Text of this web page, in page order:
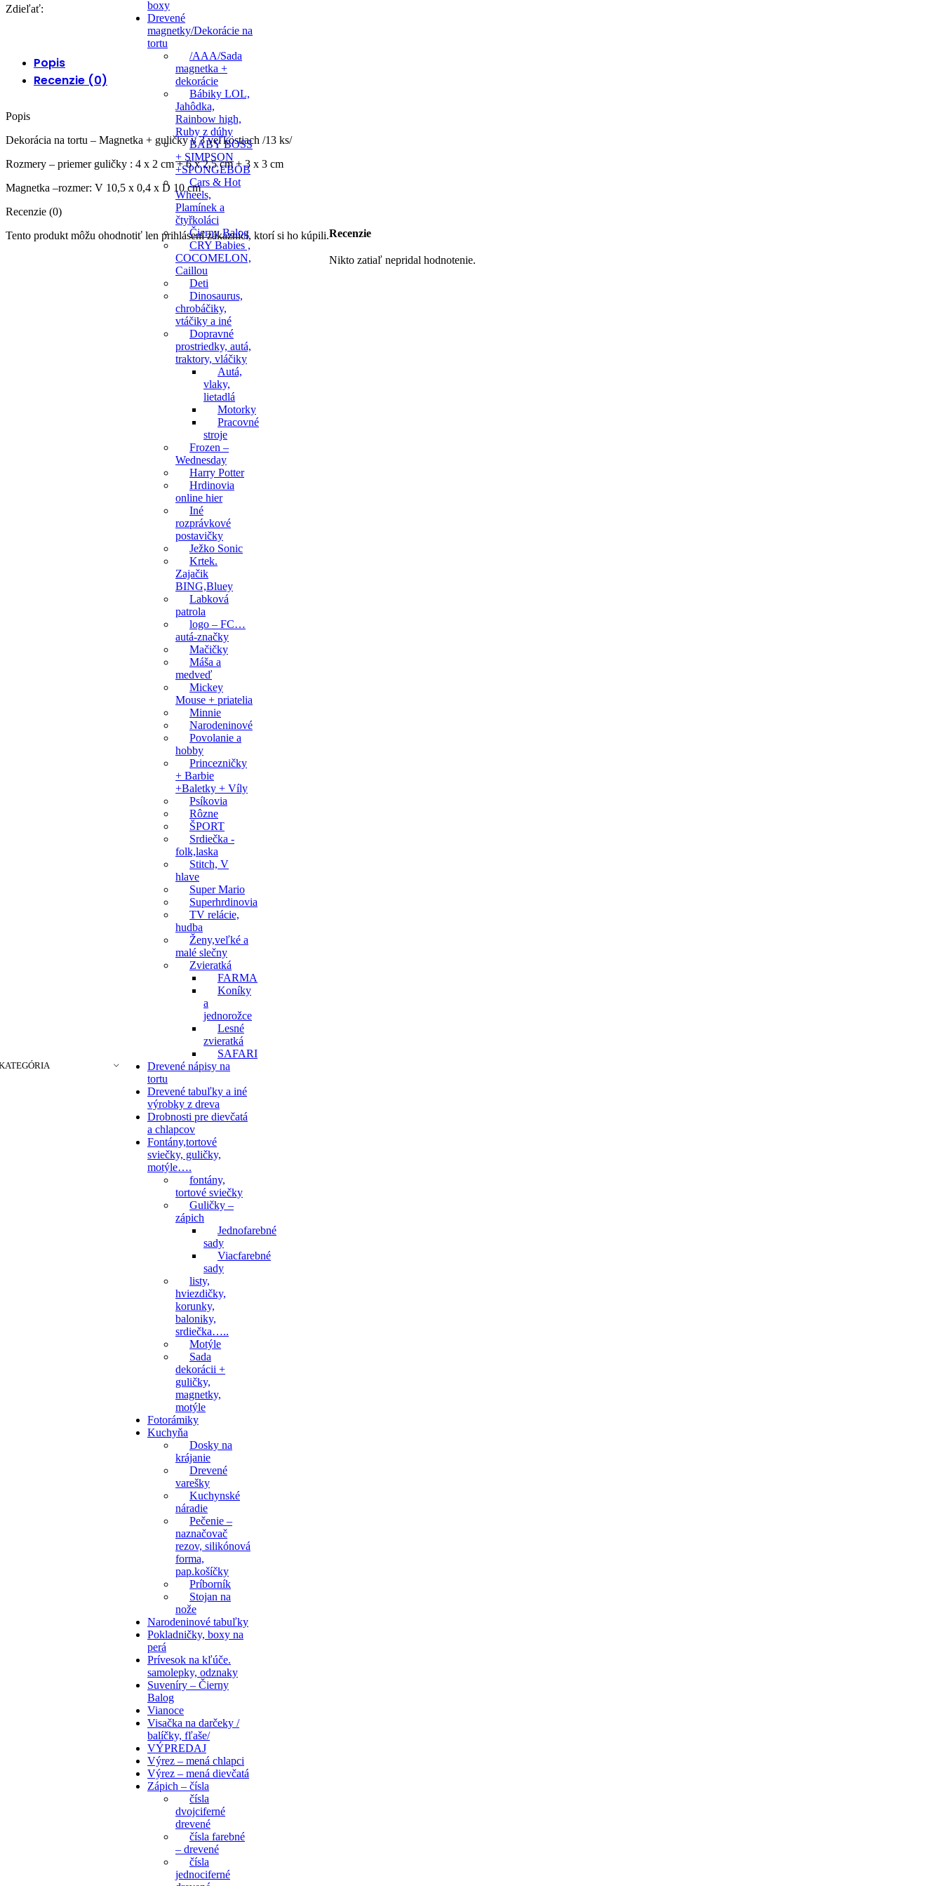
boxy
Drevené
magnetky/Dekorácie na
tortu
/AAA/Sada
magnetka +
dekorácie
Bábiky LOL,
Jahôdka,
Rainbow high,
Ruby z dúhy
BABY BOSS
+ SIMPSON
+SPONGEBOB
Cars & Hot
Wheels,
Plamínek a
čtyřkoláci
Čierny Balog
CRY Babies ,
COCOMELON,
Caillou
Deti
Dinosaurus,
chrobáčiky,
vtáčiky a iné
Dopravné
prostriedky, autá,
traktory, vláčiky
Autá,
vlaky,
lietadlá
Motorky
Pracovné
stroje
Frozen –
Wednesday
Harry Potter
Hrdinovia
online hier
Iné
rozprávkové
postavičky
Ježko Sonic
Krtek.
Zajačik
BING,Bluey
Labková
patrola
logo – FC…
autá-značky
Mačičky
Máša a
medveď
Mickey
Mouse + priatelia
Minnie
Narodeninové
Povolanie a
hobby
Princezničky
+ Barbie
+Baletky + Víly
Psíkovia
Rôzne
ŠPORT
Srdiečka -
folk,laska
Stitch, V
hlave
Super Mario
Superhrdinovia
TV relácie,
hudba
Ženy,veľké a
malé slečny
Zvieratká
FARMA
Koníky
a
jednorožce
Lesné
zvieratká
SAFARI
Drevené nápisy na
tortu
Drevené tabuľky a iné
výrobky z dreva
Drobnosti pre dievčatá
a chlapcov
Fontány,tortové
sviečky, guličky,
motýle….
fontány,
tortové sviečky
Guličky –
zápich
Jednofarebné
sady
Viacfarebné
sady
listy,
hviezdičky,
korunky,
baloniky,
srdiečka…..
Motýle
Sada
dekorácii +
guličky,
magnetky,
motýle
Fotorámiky
Kuchyňa
Dosky na
krájanie
Drevené
varešky
Kuchynské
náradie
Pečenie –
naznačovač
rezov, silikónová
forma,
pap.košíčky
Príborník
Stojan na
nože
Narodeninové tabuľky
Pokladničky, boxy na
perá
Prívesok na kľúče.
samolepky, odznaky
Suveníry – Čierny
Balog
Vianoce
Visačka na darčeky /
balíčky, fľaše/
VÝPREDAJ
Výrez – mená chlapci
Výrez – mená dievčatá
Zápich – čísla
čísla
dvojciferné
drevené
čísla farebné
– drevené
čísla
jednociferné
Zdieľať:
Popis
Recenzie (0)
Popis
Dekorácia na tortu – Magnetka + guličky v 3 veľkostiach /13 ks/
Rozmery – priemer guličky : 4 x 2 cm + 6 x 2,5 cm + 3 x 3 cm
Magnetka –rozmer: V 10,5 x 0,4 x D 10 cm
Recenzie (0)
Recenzie
Nikto zatiaľ nepridal hodnotenie.
Tento produkt môžu ohodnotiť len prihlásení zákazníci, ktorí si ho kúpili.